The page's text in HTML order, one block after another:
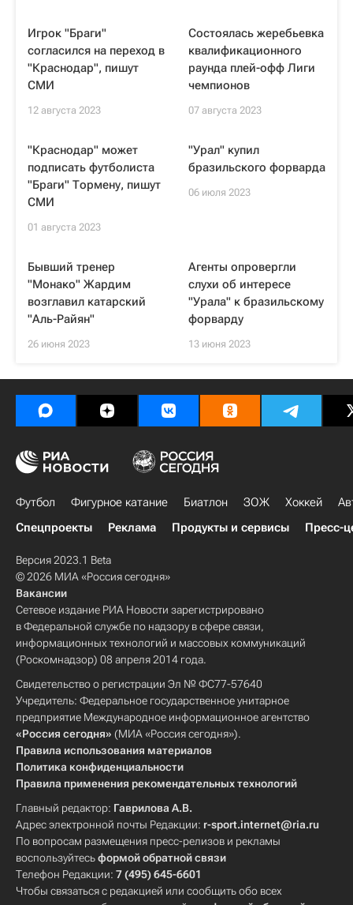
Игрок "Браги"
согласился на переход в
"Краснодар", пишут
СМИ
12 августа 2023
Состоялась жеребьевка
квалификационного
раунда плей-офф Лиги
чемпионов
07 августа 2023
"Краснодар" может
подписать футболиста
"Браги" Тормену, пишут
СМИ
01 августа 2023
"Урал" купил
бразильского форварда
06 июля 2023
Бывший тренер
"Монако" Жардим
возглавил катарский
"Аль-Райян"
26 июня 2023
Агенты опровергли
слухи об интересе
"Урала" к бразильскому
форварду
13 июня 2023
Футбол Фигурное катание Биатлон ЗОЖ Хоккей
Спецпроекты
Реклама Продукты и сервисы Пресс-
Версия 2023.1 Beta
© 2026 МИА «Россия сегодня»
Вакансии
Сетевое издание РИА Новости зарегистрировано
в Федеральной службе по надзору в сфере связи,
информационных технологий и массовых коммуникаций
(Роскомнадзор) 08 апреля 2014 года.
Свидетельство о регистрации Эл № ФС77-57640
Учредитель: Федеральное государственное унитарное
предприятие Международное информационное агентство
«Россия сегодня» (МИА «Россия сегодня»).
Правила использования материалов
Политика конфиденциальности
Правила применения рекомендательных технологий
Главный редактор: Гаврилова А.В.
Адрес электронной почты Редакции: r-sport.internet@ria.ru
По вопросам размещения пресс-релизов и рекламы
воспользуйтесьформой обратной связи
Телефон Редакции: 7 (495) 645-6601
Чтобы связаться с редакцией или сообщить обо всех